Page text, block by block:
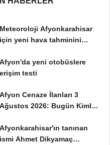
Meteoroloji Afyonkarahisar
için yeni hava tahminini
Afyon'da yeni otobüslere
erişim testi
Afyon Cenaze İlanları 3
Ağustos 2026: Bugün Kimler
Afyonkarahisar'ın tanınan
ismi Ahmet Dikyamaç